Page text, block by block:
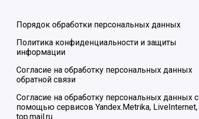
Порядок обработки персональных данных
Политика конфиденциальности и защиты
информации
Согласие на обработку персональных данных
обратной связи
Согласие на обработку персональных данных с
помощью сервисов Yandex.Metrika, LiveInternet,
top.mail.ru